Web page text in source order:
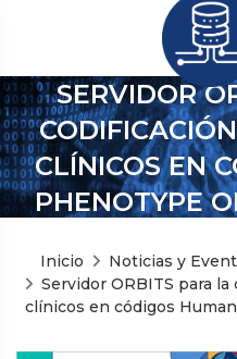
SERVIDOR
CLÍNICOS EN
PHENOTYPE
Inicio
Noticias y
Servidor ORBITS para
clínicos en códigos